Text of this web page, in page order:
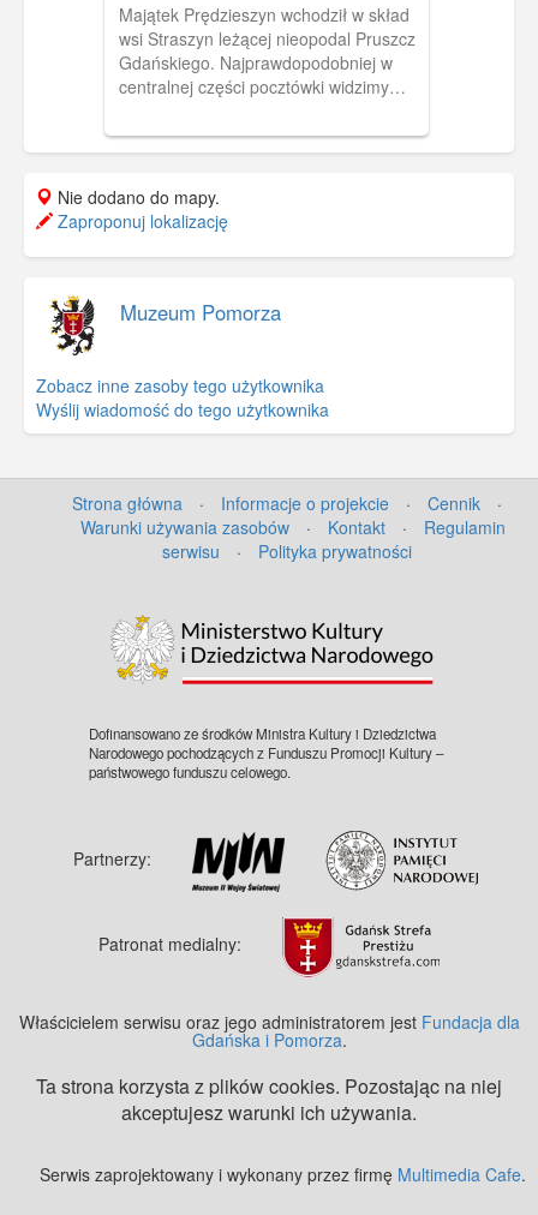
Majątek Prędzieszyn wchodził w skład
wsi Straszyn leżącej nieopodal Pruszcz
Gdańskiego. Najprawdopodobniej w
centralnej części pocztówki widzimy
Oprócz tego przedstawiono oba
straszyńskie młyny i gospodę Elsnera.
Nie dodano do mapy.
Zaproponuj lokalizację
Muzeum Pomorza
Zobacz inne zasoby tego użytkownika
Wyślij wiadomość do tego użytkownika
Strona główna · Informacje o projekcie · Cennik
·
Warunki używania zasobów
· Kontakt ·
Regulamin
serwisu
· Polityka prywatności
Dofinansowano ze środków Ministra Kultury i Dziedzictwa
Narodowego pochodzących z Funduszu Promocji Kultury –
państwowego funduszu celowego.
Partnerzy:
Patronat medialny:
Właścicielem serwisu oraz jego administratorem jest Fundacja dla
Gdańska i Pomorza.
Ta strona korzysta z plików cookies. Pozostając na niej
akceptujesz warunki ich używania.
Serwis zaprojektowany i wykonany przez firmę Multimedia Cafe.